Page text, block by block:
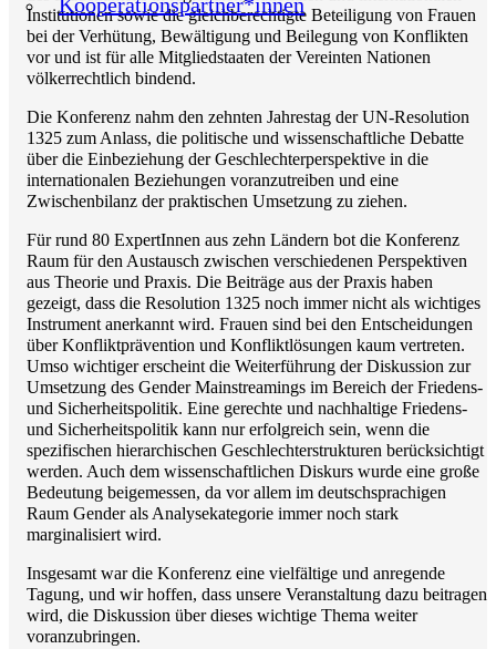
Institutionen sowie die gleichberechtigte Beteiligung von Frauen
bei der Verhütung, Bewältigung und Beilegung von Konflikten
vor und ist für alle Mitgliedstaaten der Vereinten Nationen
völkerrechtlich bindend.
Die Konferenz nahm den zehnten Jahrestag der UN-Resolution
1325 zum Anlass, die politische und wissenschaftliche Debatte
über die Einbeziehung der Geschlechterperspektive in die
internationalen Beziehungen voranzutreiben und eine
Zwischenbilanz der praktischen Umsetzung zu ziehen.
Für rund 80 ExpertInnen aus zehn Ländern bot die Konferenz
Raum für den Austausch zwischen verschiedenen Perspektiven
aus Theorie und Praxis. Die Beiträge aus der Praxis haben
gezeigt, dass die Resolution 1325 noch immer nicht als wichtiges
Instrument anerkannt wird. Frauen sind bei den Entscheidungen
über Konfliktprävention und Konfliktlösungen kaum vertreten.
Umso wichtiger erscheint die Weiterführung der Diskussion zur
Umsetzung des Gender Mainstreamings im Bereich der Friedens-
und Sicherheitspolitik. Eine gerechte und nachhaltige Friedens-
und Sicherheitspolitik kann nur erfolgreich sein, wenn die
spezifischen hierarchischen Geschlechterstrukturen berücksichtigt
werden. Auch dem wissenschaftlichen Diskurs wurde eine große
Bedeutung beigemessen, da vor allem im deutschsprachigen
Raum Gender als Analysekategorie immer noch stark
marginalisiert wird.
Insgesamt war die Konferenz eine vielfältige und anregende
Tagung, und wir hoffen, dass unsere Veranstaltung dazu beitragen
wird, die Diskussion über dieses wichtige Thema weiter
voranzubringen.